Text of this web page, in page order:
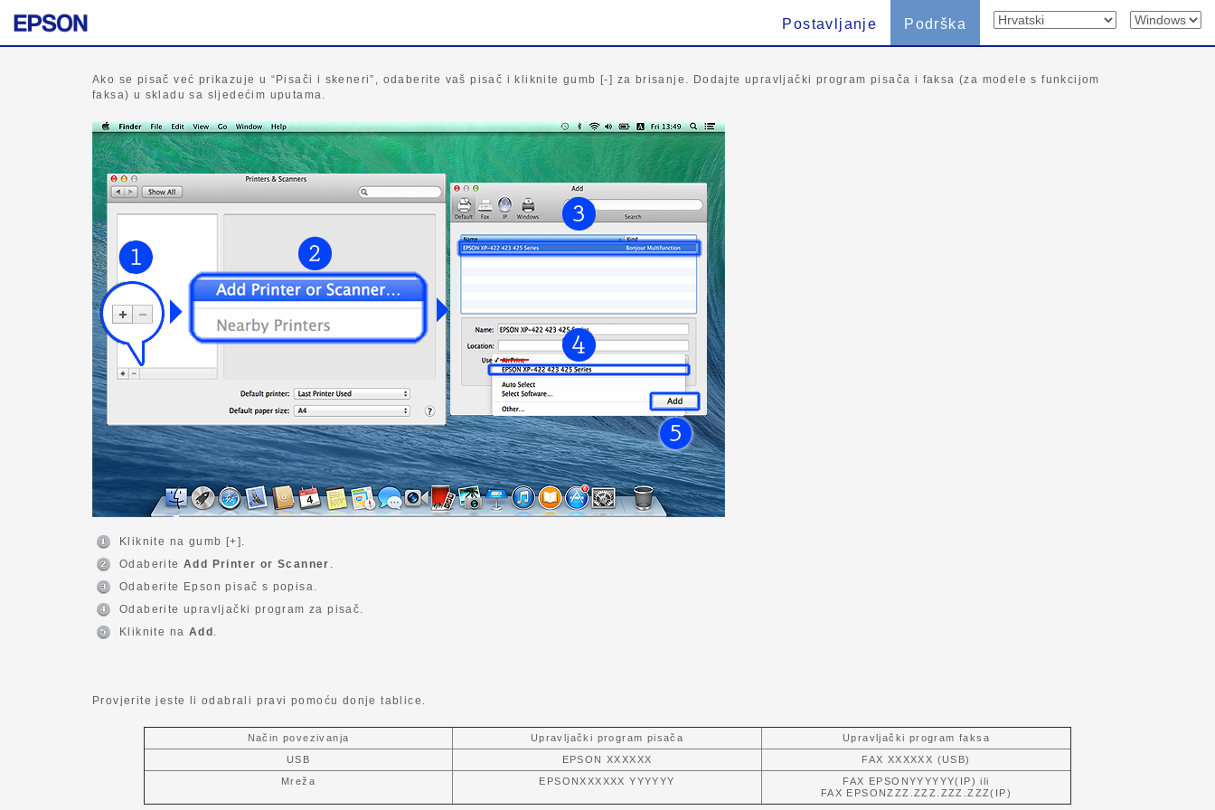
Postavljanje Podrška
Ako se pisač već prikazuje u “Pisači i skeneri”, odaberite vaš pisač i kliknite gumb [-] za brisanje. Dodajte upravljački program pisača i faksa (za modele s funkcijom
faksa) u skladu sa sljedećim uputama.
Kliknite na gumb [+].
Odaberite Add Printer or Scanner .
Odaberite Epson pisač s popisa.
Odaberite upravljački program za pisač.
Kliknite na Add .
Provjerite jeste li odabrali pravi pomoću donje tablice.
Način povezivanja Upravljački program pisača
Upravljački program faksa
USB
EPSON XXXXXX
FAX XXXXXX (USB)
Mreža
EPSONXXXXXX YYYYYY
FAX EPSONYYYYYY(IP) ili
FAX EPSONZZZ.ZZZ.ZZZ.ZZZ(IP)